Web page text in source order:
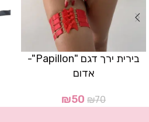
בירית ירך דגם "Papillon"-
אדום
₪70
₪50